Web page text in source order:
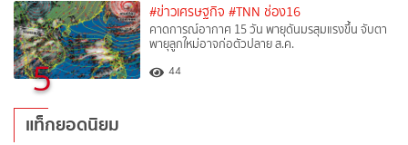
5
#ข่าวเศรษฐกิจ #TNN ช่อง16
คาดการณ์อากาศ 15 วัน พายุดันมรสุมแรงขึ้น จับตา
พายุลูกใหม่อาจก่อตัวปลาย ส.ค.
44
แท็กยอดนิยม